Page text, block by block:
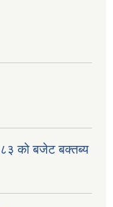
को बजेट बक्तब्य